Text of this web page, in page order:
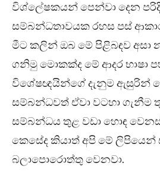
විශ්ලේෂකයන් පෙන්වා දෙන
සම්බන්ධතාවයක රහස පස්
මීට කලින් ඔබ මේ පිළිබඳව අසා
ගනිමු මොකක්ද මේ ආදර භාෂා
විශේෂඥයින්ගේ දැනුම ඇසුරින්
සම්බන්ධවත් ඒවා වටහා ගැනීම
සම්බන්ධය තුළ වඩා හොඳ
කෙසේද කියාත් අපි මේ
බලාපොරොත්තු වෙනවා.